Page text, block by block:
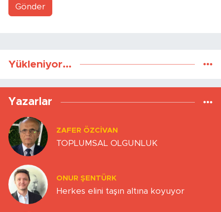
Gönder
Yükleniyor...
Yazarlar
ZAFER ÖZCIVAN
TOPLUMSAL OLGUNLUK
ONUR ŞENTÜRK
Herkes elini taşın altına koyuyor